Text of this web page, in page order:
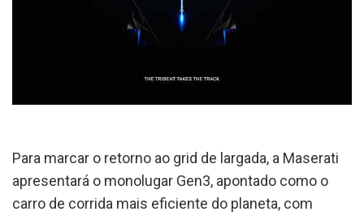
Para marcar o retorno ao grid de largada, a Maserati
apresentará o monolugar Gen3, apontado como o
carro de corrida mais eficiente do planeta, com